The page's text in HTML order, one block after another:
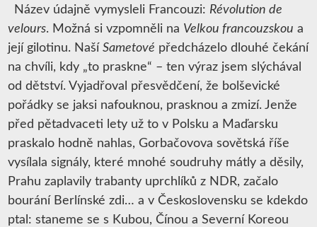
Název údajně vymysleli Francouzi: Révolution de
velours. Možná si vzpomněli na Velkou francouzskou a
její gilotinu. NašíSametové předcházelo dlouhé čekání
na chvíli, kdy „to praskne“ – ten výraz jsem slýchával
od dětství. Vyjadřoval přesvědčení, že bolševické
pořádky se jaksi nafouknou, prasknou a zmizí. Jenže
před pětadvaceti lety už to v Polsku a Maďarsku
praskalo hodně nahlas, Gorbačovova sovětská říše
vysílala signály, které mnohé soudruhy mátly a děsily,
Prahu zaplavily trabanty uprchlíků z NDR, začalo
bourání Berlínské zdi… a v Československu se kdekdo
ptal: staneme se s Kubou, Čínou a Severní Koreou